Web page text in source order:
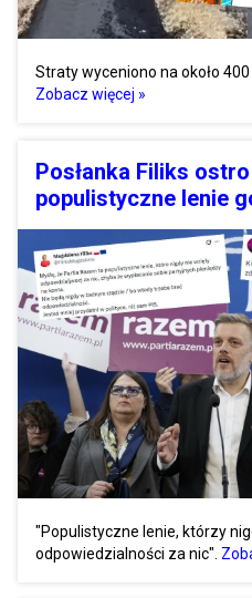
Straty wyceniono na około 400
Zobacz więcej »
Posłanka Filiks
populistyczne lenie
"Populistyczne lenie, którzy
odpowiedzialności za nic".